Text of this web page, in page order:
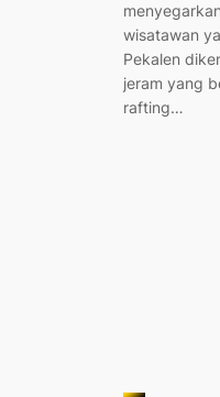
wisatawan
Pekalen
jeram yang
rafting…